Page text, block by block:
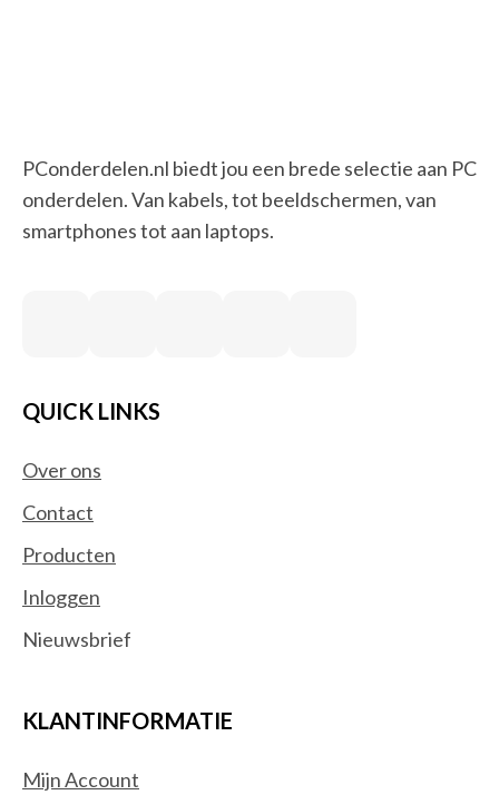
PConderdelen.nl biedt jou een brede selectie aan PC
onderdelen. Van kabels, tot beeldschermen, van
smartphones tot aan laptops.
QUICK LINKS
Over ons
Contact
Producten
Inloggen
Nieuwsbrief
KLANTINFORMATIE
Mijn Account